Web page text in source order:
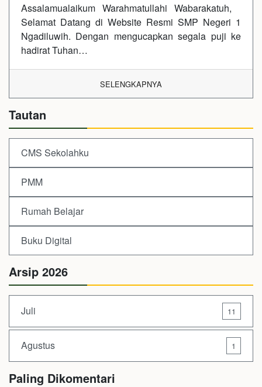
Assalamualaikum Warahmatullahi Wabarakatuh,
Selamat Datang di Website Resmi SMP Negeri 1
Ngadiluwih. Dengan mengucapkan segala puji ke
hadirat Tuhan…
SELENGKAPNYA
Tautan
CMS Sekolahku
PMM
Rumah Belajar
Buku Digital
Arsip 2026
Juli 11
Agustus 1
Paling Dikomentari